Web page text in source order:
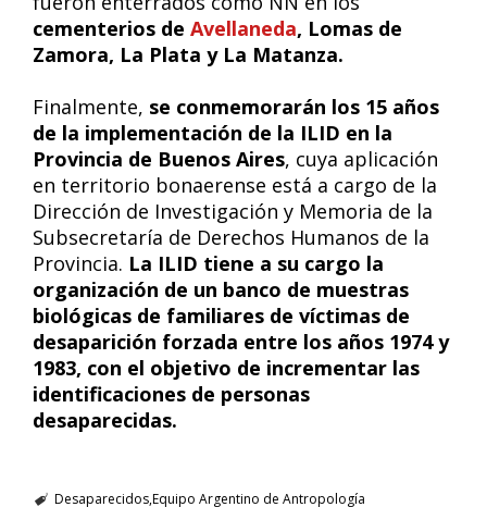
cementerios de Avellaneda, Lomas de
Zamora, La Plata y La Matanza.
Finalmente, se conmemorarán los 15 años
de la implementación de la ILID en la
Provincia de Buenos Aires, cuya aplicación
en territorio bonaerense está a cargo de la
Dirección de Investigación y Memoria de la
Subsecretaría de Derechos Humanos de la
Provincia. La ILID tiene a su cargo la
organización de un banco de muestras
biológicas de familiares de víctimas de
desaparición forzada entre los años 1974 y
1983, con el objetivo de incrementar las
identificaciones de personas
desaparecidas.
DesaparecidosEquipo Argentino de Antropología